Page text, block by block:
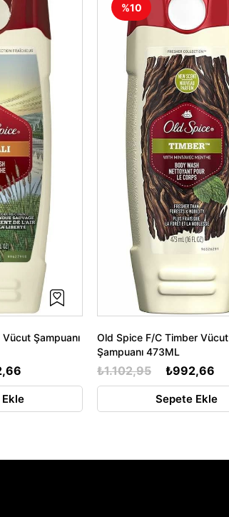
Şampuanı
Old Spice F/C Timber Vücut
Şampuanı 473ML
₺992,66
₺1.102,95
Sepete Ekle
%10